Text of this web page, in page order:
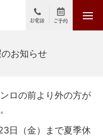
お知らせ
ロの前より外の方が
日（金）まで夏季休